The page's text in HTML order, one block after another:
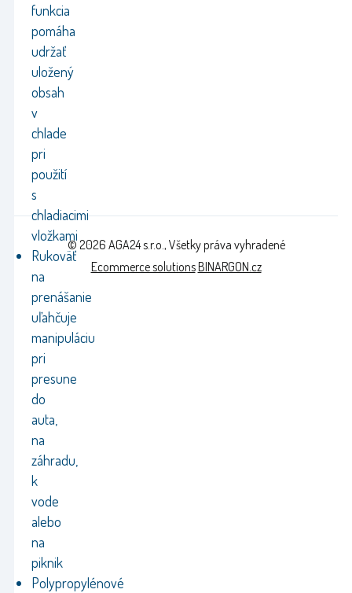
funkcia
pomáha
udržať
uložený
obsah
v
chlade
pri
použití
s
chladiacimi
vložkami
Rukoväť
na
prenášanie
uľahčuje
manipuláciu
pri
presune
do
auta,
na
záhradu,
k
vode
alebo
na
piknik
Polypropylénové
© 2026 AGA24 s.r.o., Všetky práva vyhradené
Ecommerce solutionsBINARGON.cz